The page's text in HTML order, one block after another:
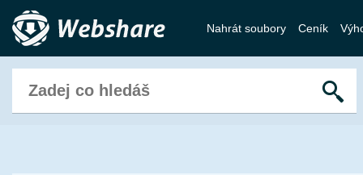
Nahrát soubory Ceník